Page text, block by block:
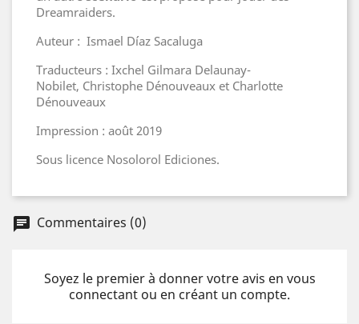
Dreamraiders.
Auteur : Ismael Díaz Sacaluga
Traducteurs : Ixchel Gilmara Delaunay-
Nobilet, Christophe Dénouveaux et Charlotte
Dénouveaux
Impression : août 2019
Sous licence Nosolorol Ediciones​.
chat Commentaires (0)
Soyez le premier à donner votre avis en vous
connectant ou en créant un compte.